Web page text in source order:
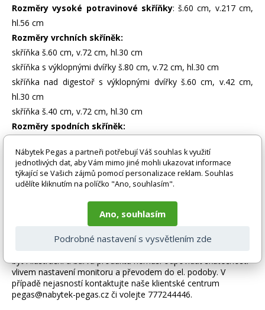
Rozměry vysoké potravinové skříňky: š.60 cm, v.217 cm,
hl.56 cm
Rozměry vrchních skříněk:
skříňka š.60 cm, v.72 cm, hl.30 cm
skříňka s výklopnými dvířky š.80 cm, v.72 cm, hl.30 cm
skříňka nad digestoř s výklopnými dvířky š.60 cm, v.42 cm,
hl.30 cm
skříňka š.40 cm, v.72 cm, hl.30 cm
Rozměry spodních skříněk:
skříňka dřezová š.80 cm, v.83 cm, hl.50 cm
skříňka na vestavnou troubu š.60 cm, v.83 cm, hl.56 cm
skříňka se zásuvkami š.40 cm, v.83 cm, hl.50 cm
Zboží je dodáváno bez doplňků a dekorací (např. textilních
doplňků, spotřebičů, baterie, matrací atd.), nejsou tedy v ceně.
Pokud není uvedeno jinak. Většinou je zboží dodáváno v
být i ilustrační a barva produktu nemusí odpovídat skutečnosti
vlivem nastavení monitoru a převodem do el. podoby. V
případě nejasností kontaktujte naše klientské centrum
pegas@nabytek-pegas.cz či volejte 777244446.
Nábytek Pegas a partneři potřebují Váš souhlas k využití
jednotlivých dat, aby Vám mimo jiné mohli ukazovat informace
týkající se Vašich zájmů pomocí personalizace reklam. Souhlas
udělíte kliknutím na políčko "Ano, souhlasím".
Ano, souhlasím
Podrobné nastavení s vysvětlením zde